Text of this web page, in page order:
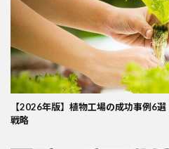
【2026年版】植物工場の成功事例6
戦略